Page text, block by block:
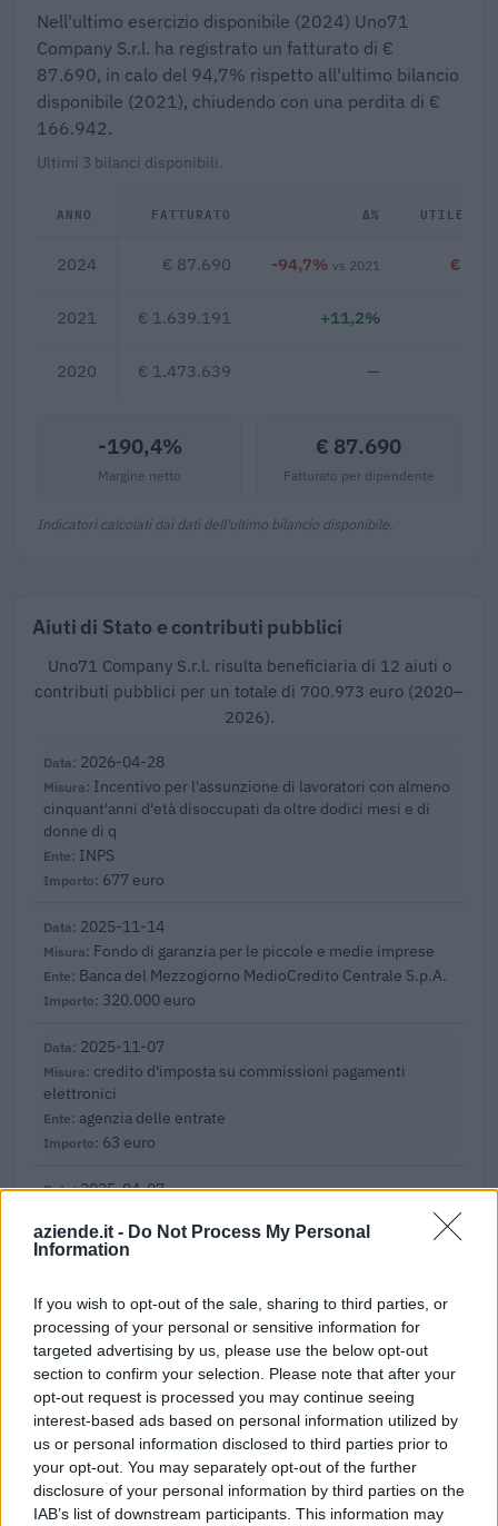
aziende.it - Do Not Process My Personal
Information
If you wish to opt-out of the sale, sharing to third parties, or
processing of your personal or sensitive information for
targeted advertising by us, please use the below opt-out
section to confirm your selection. Please note that after your
opt-out request is processed you may continue seeing
interest-based ads based on personal information utilized by
us or personal information disclosed to third parties prior to
your opt-out. You may separately opt-out of the further
disclosure of your personal information by third parties on the
IAB’s list of downstream participants. This information may
Nell'ultimo esercizio disponibile (2024) Uno71
Company S.r.l. ha registrato un fatturato di €
87.690, in calo del 94,7% rispetto all'ultimo bilancio
disponibile (2021), chiudendo con una perdita di €
166.942.
Ultimi 3 bilanci disponibili.
ANNO FATTURATO Δ% UTILE/
2024 € 87.690 -94,7% vs 2021 € -
2021 € 1.639.191 +11,2%
2020 € 1.473.639 —
-190,4%
Margine netto
€ 87.690
Fatturato per dipendente
Indicatori calcolati dai dati dell'ultimo bilancio disponibile.
Aiuti di Stato e contributi pubblici
Uno71 Company S.r.l. risulta beneficiaria di 12 aiuti o
contributi pubblici per un totale di 700.973 euro (2020–
2026).
2026-04-28
Incentivo per l'assunzione di lavoratori con almeno
cinquant'anni d'età disoccupati da oltre dodici mesi e di
donne di q
INPS
677 euro
2025-11-14
Fondo di garanzia per le piccole e medie imprese
Banca del Mezzogiorno MedioCredito Centrale S.p.A.
320.000 euro
2025-11-07
credito d'imposta su commissioni pagamenti
elettronici
agenzia delle entrate
63 euro
2025-04-07
formazione continua per la concessioni di aiuti di stato
esentati ai s
1.260 euro
2025-01-31
Esonero dal versamento dei contributi previdenziali
per l'assunzione di giovani lavoratori ( art. 1 comma 10-15
L. 178/
inps
2.323 euro
2023-06-15